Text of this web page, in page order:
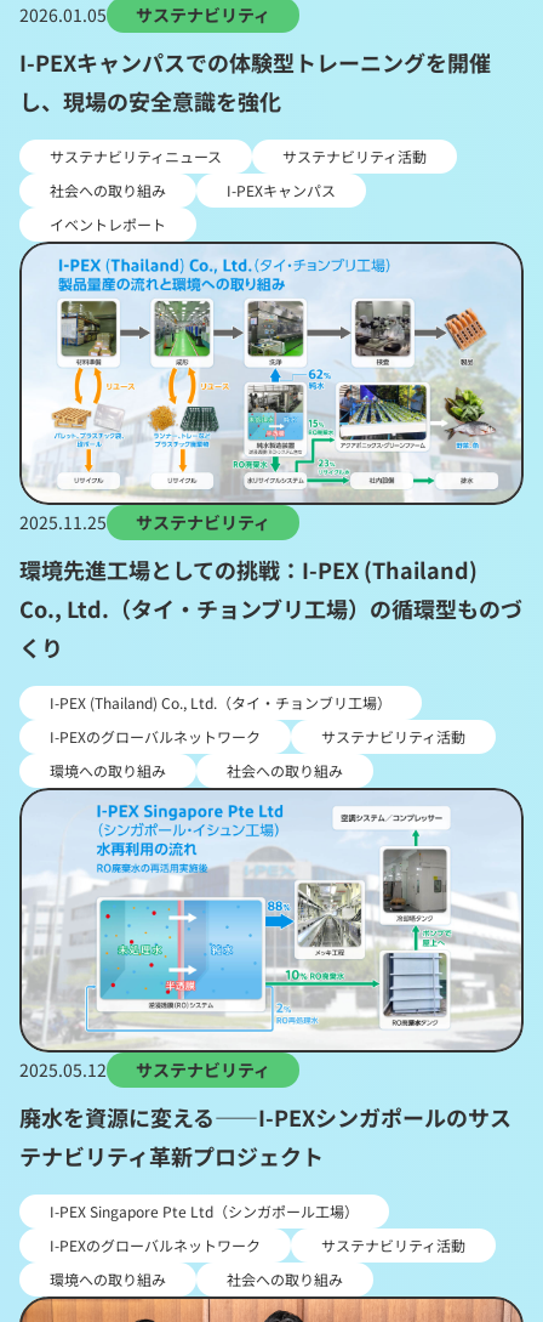
2026.01.05 サステナビリティ
I-PEXキャンパスでの体験型トレーニングを開催
し、現場の安全意識を強化
サステナビリティニュース
サステナビリティ活動
社会への取り組み
I-PEXキャンパス
イベントレポート
2025.11.25 サステナビリティ
環境先進工場としての挑戦：I-PEX (Thailand)
Co., Ltd.（タイ・チョンブリ工場）の循環型ものづ
くり
I-PEX (Thailand) Co., Ltd.（タイ・チョンブリ工場）
I-PEXのグローバルネットワーク
サステナビリティ活動
環境への取り組み
社会への取り組み
2025.05.12 サステナビリティ
廃水を資源に変える――I-PEXシンガポールのサス
テナビリティ革新プロジェクト
I-PEX Singapore Pte Ltd（シンガポール工場）
I-PEXのグローバルネットワーク
サステナビリティ活動
環境への取り組み
社会への取り組み